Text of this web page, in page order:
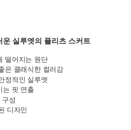
실루엣의 플리츠 스커트
떨어지는 원단
은 클래식한 컬러감
정적인 실루엣
는 핏 연출
성
디자인